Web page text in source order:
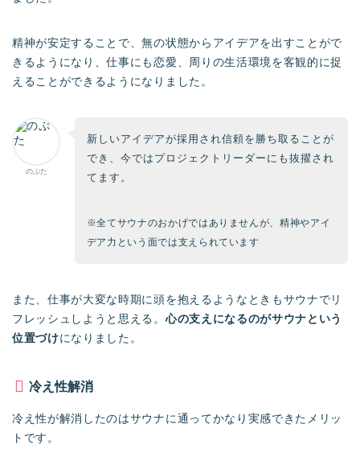
精神が安定することで、無の状態からアイデアを出すことがで
きるようになり、仕事にも恋愛、周りの生活環境を客観的に捉
えることができるようになりました。
のぷた
新しいアイデアが採用され信頼を勝ち取ることが
でき、今ではプロジェクトリーダーにも抜擢され
てます。
※全てサウナのおかげではありませんが、精神やアイ
デア力という面では支えられています
また、仕事が大変な時期に頭を抱えるようなときもサウナでリ
フレッシュしようと思える。 心の支えになるのがサウナという
位置づけになりました。
冷え性解消
冷え性が解消したのはサウナに通ってかなり実感できたメリッ
トです。